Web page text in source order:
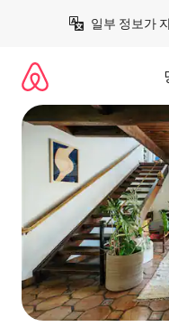
일부 정보가